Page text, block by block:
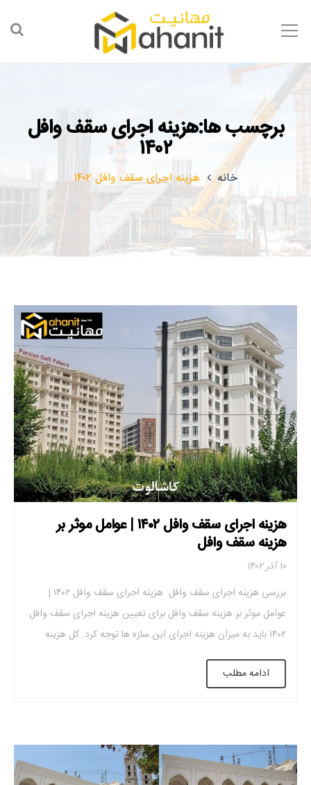
برچسب ها:هزینه اجرای سقف وافل
۱۴۰۲
خانه هزینه اجرای سقف وافل ۱۴۰۲
هزینه اجرای سقف وافل ۱۴۰۲ | عوامل موثر بر
هزینه سقف وافل
۱۰ آذر ۱۴۰۲
بررسی هزینه اجرای سقف وافل هزینه اجرای سقف وافل ۱۴۰۲ |
عوامل موثر بر هزینه سقف وافل برای تعیین هزینه اجرای سقف وافل
۱۴۰۲ باید به میزان هزینه اجرای این سازه ها توجه کرد. کل هزینه
اجرای سقف وافل با در نظر گرفتن قیمت خرید مصالح، هزینه ی
پرسنل اجرایی و … تعیین می شود. […]
ادامه مطلب